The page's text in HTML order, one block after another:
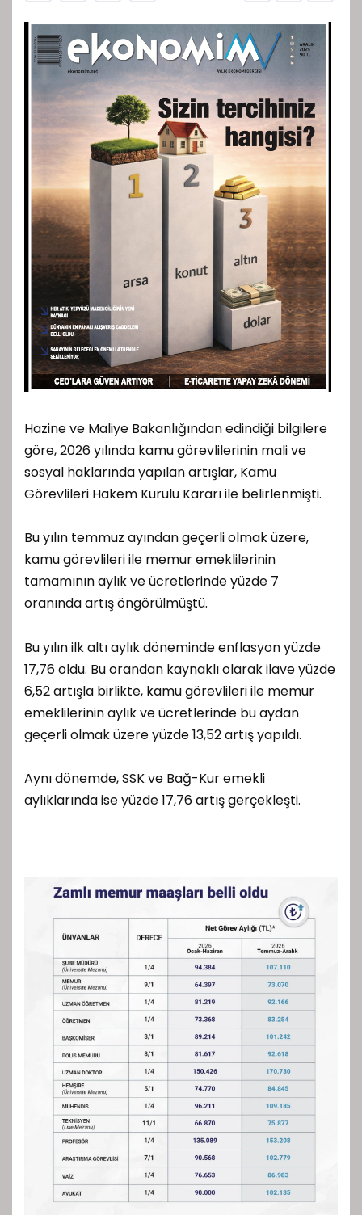
Hazine ve Maliye Bakanlığından edindiği bilgilere
göre, 2026 yılında kamu görevlilerinin mali ve
sosyal haklarında yapılan artışlar, Kamu
Görevlileri Hakem Kurulu Kararı ile belirlenmişti.
Bu yılın temmuz ayından geçerli olmak üzere,
kamu görevlileri ile memur emeklilerinin
tamamının aylık ve ücretlerinde yüzde 7
oranında artış öngörülmüştü.
Bu yılın ilk altı aylık döneminde enflasyon yüzde
17,76 oldu. Bu orandan kaynaklı olarak ilave yüzde
6,52 artışla birlikte, kamu görevlileri ile memur
emeklilerinin aylık ve ücretlerinde bu aydan
geçerli olmak üzere yüzde 13,52 artış yapıldı.
Aynı dönemde, SSK ve Bağ-Kur emekli
aylıklarında ise yüzde 17,76 artış gerçekleşti.